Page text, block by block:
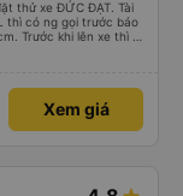
thử xe ĐỨC ĐẠT. Tài
thì có ng gọi trước báo
Trước khi lên xe thì tx
ra xe trễ, phải chờ
trên xe Có gối mini
Xem giá